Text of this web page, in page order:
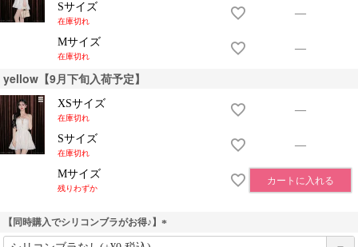
Sサイズ
在庫切れ
—
Mサイズ
在庫切れ
—
yellow【9月下旬入荷予定】
XSサイズ
在庫切れ
—
Sサイズ
在庫切れ
—
Mサイズ
残りわずか
カートに入れる
【同時購入でシリコンブラがお得♪】
(